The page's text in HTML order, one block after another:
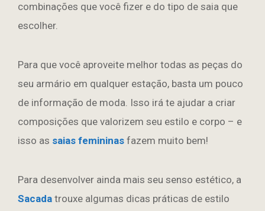
combinações que você fizer e do tipo de saia que
escolher.
Para que você aproveite melhor todas as peças do
seu armário em qualquer estação, basta um pouco
de informação de moda. Isso irá te ajudar a criar
composições que valorizem seu estilo e corpo – e
isso as saias femininas fazem muito bem!
Para desenvolver ainda mais seu senso estético, a
Sacada trouxe algumas dicas práticas de estilo